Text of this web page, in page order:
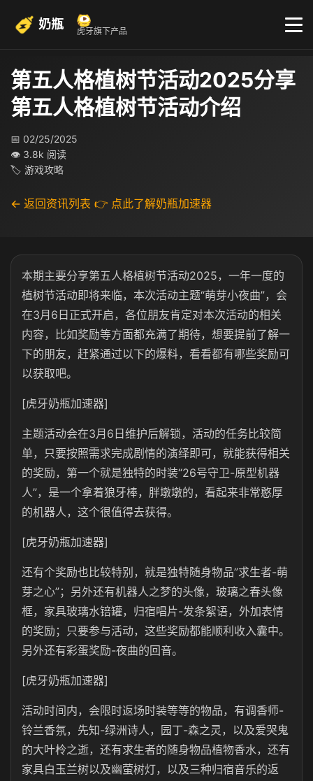
奶瓶 虎牙旗下产品
第五人格植树节活动2025分享
第五人格植树节活动介绍
📅 02/25/2025
👁 3.8k 阅读
🏷 游戏攻略
← 返回资讯列表 👉 点此了解奶瓶加速器
本期主要分享第五人格植树节活动2025，一年一度的
植树节活动即将来临，本次活动主题“萌芽小夜曲”，会
在3月6日正式开启，各位朋友肯定对本次活动的相关
内容，比如奖励等方面都充满了期待，想要提前了解一
下的朋友，赶紧通过以下的爆料，看看都有哪些奖励可
以获取吧。
[虎牙奶瓶加速器]
主题活动会在3月6日维护后解锁，活动的任务比较简
单，只要按照需求完成剧情的演绎即可，就能获得相关
的奖励，第一个就是独特的时装“26号守卫-原型机器
人”，是一个拿着狼牙棒，胖墩墩的，看起来非常憨厚
的机器人，这个很值得去获得。
[虎牙奶瓶加速器]
还有个奖励也比较特别，就是独特随身物品”求生者-萌
芽之心”；另外还有机器人之梦的头像，玻璃之春头像
框，家具玻璃水锫罐，归宿唱片-发条絮语，外加表情
的奖励；只要参与活动，这些奖励都能顺利收入囊中。
另外还有彩蛋奖励-夜曲的回音。
[虎牙奶瓶加速器]
活动时间内，会限时返场时装等等的物品，有调香师-
铃兰香氛，先知-绿洲诗人，园丁-森之灵，以及爱哭鬼
的大叶柃之逝，还有求生者的随身物品植物香水，还有
家具白玉兰树以及幽萤树灯，以及三种归宿音乐的返